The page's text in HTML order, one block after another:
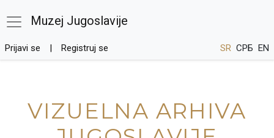
Muzej Jugoslavije
Prijavi se Registruj se SR СРБ EN
VIZUELNA ARHIVA